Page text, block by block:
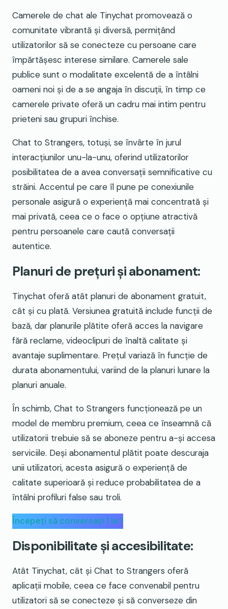
Camerele de chat ale Tinychat promovează o
comunitate vibrantă și diversă, permițând
utilizatorilor să se conecteze cu persoane care
împărtășesc interese similare. Camerele sale
publice sunt o modalitate excelentă de a întâlni
oameni noi și de a se angaja în discuții, în timp ce
camerele private oferă un cadru mai intim pentru
prieteni sau grupuri închise.
Chat to Strangers, totuși, se învârte în jurul
interacțiunilor unu-la-unu, oferind utilizatorilor
posibilitatea de a avea conversații semnificative cu
străini. Accentul pe care îl pune pe conexiunile
personale asigură o experiență mai concentrată și
mai privată, ceea ce o face o opțiune atractivă
pentru persoanele care caută conversații
autentice.
Planuri de prețuri și abonament:
Tinychat oferă atât planuri de abonament gratuit,
cât și cu plată. Versiunea gratuită include funcții de
bază, dar planurile plătite oferă acces la navigare
fără reclame, videoclipuri de înaltă calitate și
avantaje suplimentare. Prețul variază în funcție de
durata abonamentului, variind de la planuri lunare la
planuri anuale.
În schimb, Chat to Strangers funcționează pe un
model de membru premium, ceea ce înseamnă că
utilizatorii trebuie să se aboneze pentru a-și accesa
serviciile. Deși abonamentul plătit poate descuraja
unii utilizatori, acesta asigură o experiență de
calitate superioară și reduce probabilitatea de a
întâlni profiluri false sau troli.
Începeți să conversați 1 la 1
Disponibilitate și accesibilitate:
Atât Tinychat, cât și Chat to Strangers oferă
aplicații mobile, ceea ce face convenabil pentru
utilizatori să se conecteze și să converseze din